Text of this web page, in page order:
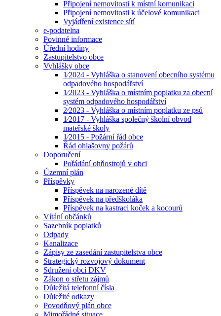
Připojení nemovitosti k místní komunikaci
Připojení nemovitosti k účelové komunikaci
Vyjádření existence sítí
e-podatelna
Povinné informace
Úřední hodiny
Zastupitelstvo obce
Vyhlášky obce
1⁄2024 - Vyhláška o stanovení obecního systému
odpadového hospodářství
1⁄2023 - Vyhláška o místním poplatku za obecní
systém odpadového hospodářství
2⁄2023 - Vyhláška o místním poplatku ze psů
1⁄2017 - Vyhláška společný školní obvod
mateřské školy
1⁄2015 - Požární řád obce
Řád ohlašovny požárů
Doporučení
Pořádání ohňostrojů v obci
Územní plán
Příspěvky
Příspěvek na narozené dítě
Příspěvek na předškoláka
Příspěvek na kastraci koček a kocourů
Vítání občánků
Sazebník poplatků
Odpady
Kanalizace
Zápisy ze zasedání zastupitelstva obce
Strategický rozvojový dokument
Sdružení obcí DKV
Zákon o střetu zájmů
Důležitá telefonní čísla
Důležité odkazy
Povodňový plán obce
Mimořádné situace